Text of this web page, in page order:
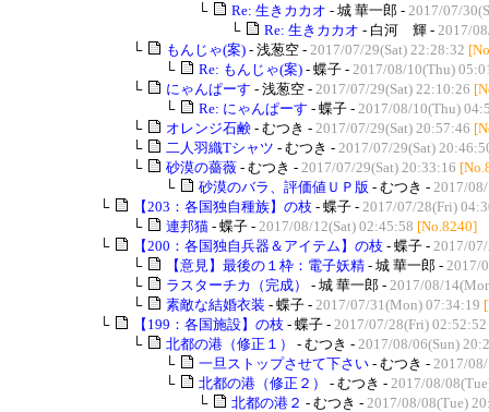
└
Re: 生きカカオ - 城 華一郎 - 2017/07/
└
Re: 生きカカオ - 白河 輝 - 2017/
└
もんじゃ(案) - 浅葱空 - 2017/07/29(Sat) 22:28:32
└
Re: もんじゃ(案) - 蝶子 - 2017/08/10(Thu)
└
にゃんぱーす - 浅葱空 - 2017/07/29(Sat) 22:10:26
└
Re: にゃんぱーす - 蝶子 - 2017/08/10(Thu)
└
オレンジ石鹸 - むつき - 2017/07/29(Sat) 20:57:46
└
二人羽織Tシャツ - むつき - 2017/07/29(Sat)
└
砂漠の薔薇 - むつき - 2017/07/29(Sat) 20:33:16
└
砂漠のバラ、評価値ＵＰ版 - むつき - 2017/
└
【203：各国独自種族】の枝 - 蝶子 - 2017/07/28(Fri)
└
連邦猫 - 蝶子 - 2017/08/12(Sat) 02:45:58 [No.8240]
└
【200：各国独自兵器＆アイテム】の枝 - 蝶子 - 2017/
└
【意見】最後の１枠：電子妖精 - 城 華一郎 - 2017/
└
ラスターチカ（完成） - 城 華一郎 - 2017/08/
└
素敵な結婚衣装 - 蝶子 - 2017/07/31(Mon) 07:34:19
└
【199：各国施設】の枝 - 蝶子 - 2017/07/28(Fri) 02:52:52
└
北都の港（修正１） - むつき - 2017/08/06(Sun)
└
一旦ストップさせて下さい - むつき - 2017/
└
北都の港（修正２） - むつき - 2017/08/
└
北都の港２ - むつき - 2017/08/08(Tue)